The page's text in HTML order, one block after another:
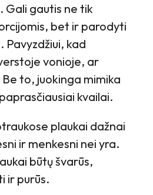
Gali gautis ne tik
bet ir parodyti
Pavyzdžiui, kad
vonioje, ar
to, juokinga mimika
kvailai.
plaukai dažnai
ir menkesni nei yra.
būtų švarūs,
ir purūs.